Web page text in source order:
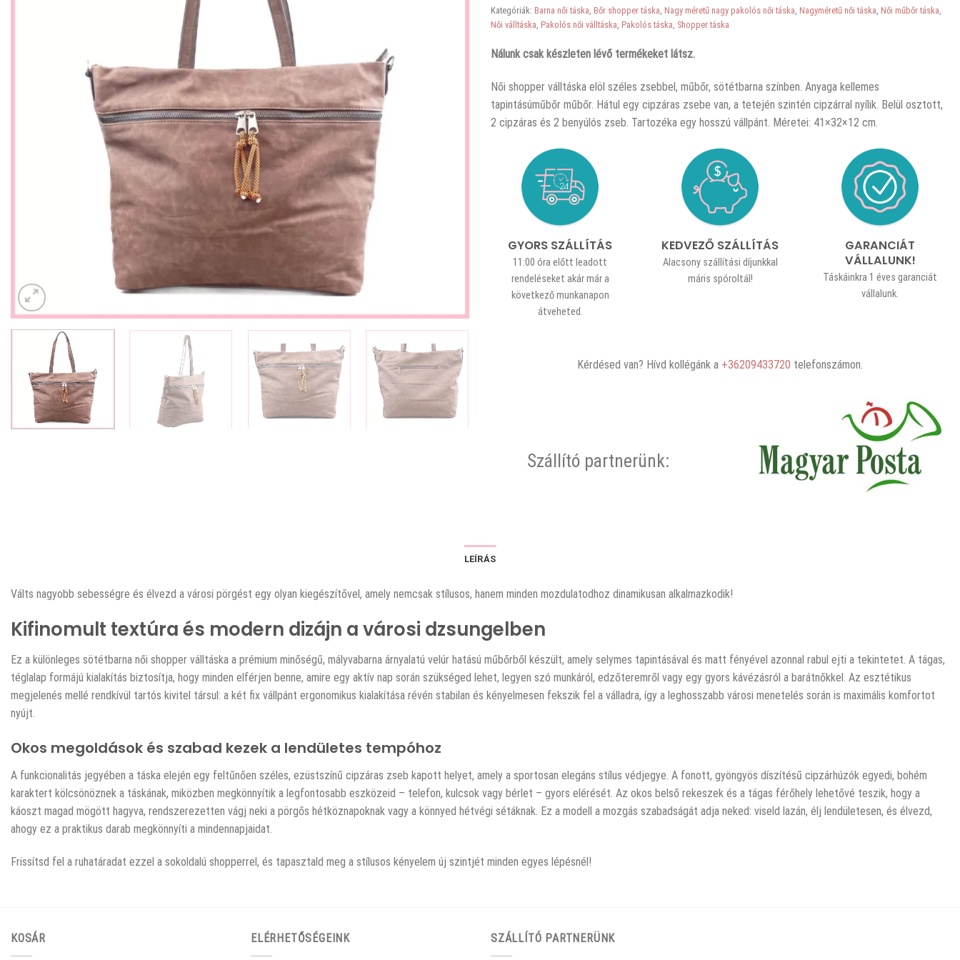
Kategóriák: Barna női táska, Bőr shopper táska, Nagy méretű nagy pakolós női táska, Nagyméretű női táska, Női műbőr táska,
Női válltáska, Pakolós női válltáska, Pakolós táska, Shopper táska
Nálunk csak készleten lévő termékeket látsz.
Női shopper válltáska elöl széles zsebbel, műbőr, sötétbarna színben. Anyaga kellemes
tapintásúműbőr műbőr. Hátul egy cipzáras zsebe van, a tetején szintén cipzárral nyílik. Belül osztott,
2 cipzáras és 2 benyúlós zseb. Tartozéka egy hosszú vállpánt. Méretei: 41×32×12 cm.
GYORS SZÁLLÍTÁS
11:00 óra előtt leadott
rendeléseket akár már a
következő munkanapon
átveheted.
KEDVEZŐ SZÁLLÍTÁS
Alacsony szállítási díjunkkal
máris spóroltál!
GARANCIÁT
VÁLLALUNK!
Táskáinkra 1 éves garanciát
vállalunk.
Kérdésed van? Hívd kollégánk a +36209433720 telefonszámon.
Szállító partnerünk:
LEÍRÁS
Válts nagyobb sebességre és élvezd a városi pörgést egy olyan kiegészítővel, amely nemcsak stílusos, hanem minden mozdulatodhoz dinamikusan alkalmazkodik!
Kifinomult textúra és modern dizájn a városi dzsungelben
Ez a különleges sötétbarna női shopper válltáska a prémium minőségű, mályvabarna árnyalatú velúr hatású műbőrből készült, amely selymes tapintásával és matt fényével azonnal rabul ejti a tekintetet. A tágas,
téglalap formájú kialakítás biztosítja, hogy minden elférjen benne, amire egy aktív nap során szükséged lehet, legyen szó munkáról, edzőteremről vagy egy gyors kávézásról a barátnőkkel. Az esztétikus
megjelenés mellé rendkívül tartós kivitel társul: a két fix vállpánt ergonomikus kialakítása révén stabilan és kényelmesen fekszik fel a válladra, így a leghosszabb városi menetelés során is maximális komfortot
nyújt.
Okos megoldások és szabad kezek a lendületes tempóhoz
A funkcionalitás jegyében a táska elején egy feltűnően széles, ezüstszínű cipzáras zseb kapott helyet, amely a sportosan elegáns stílus védjegye. A fonott, gyöngyös díszítésű cipzárhúzók egyedi, bohém
karaktert kölcsönöznek a táskának, miközben megkönnyítik a legfontosabb eszközeid – telefon, kulcsok vagy bérlet – gyors elérését. Az okos belső rekeszek és a tágas férőhely lehetővé teszik, hogy a
káoszt magad mögött hagyva, rendszerezetten vágj neki a pörgős hétköznapoknak vagy a könnyed hétvégi sétáknak. Ez a modell a mozgás szabadságát adja neked: viseld lazán, élj lendületesen, és élvezd,
ahogy ez a praktikus darab megkönnyíti a mindennapjaidat.
Frissítsd fel a ruhatáradat ezzel a sokoldalú shopperrel, és tapasztald meg a stílusos kényelem új szintjét minden egyes lépésnél!
KOSÁR ELÉRHETŐSÉGEINK SZÁLLÍTÓ PARTNERÜNK